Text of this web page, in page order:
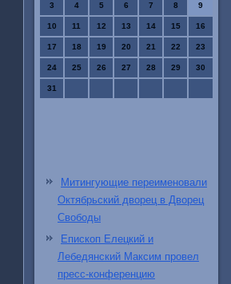
3 4 5 6 7 8 9
10 11 12 13 14 15 16
17 18 19 20 21 22 23
24 25 26 27 28 29 30
31
Митингующие переименовали
Октябрьский дворец в Дворец
Свободы
Епископ Елецкий и
Лебедянский Максим провел
пресс-конференцию